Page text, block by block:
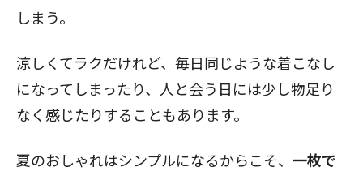
しまう。
涼しくてラクだけれど、毎日同じような着こなし
になってしまったり、人と会う日には少し物足り
なく感じたりすることもあります。
夏のおしゃれはシンプルになるからこそ、 一枚で